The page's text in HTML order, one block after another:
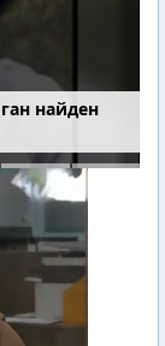
найден